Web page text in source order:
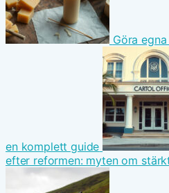
Göra
en komplett guide
efter reformen: myten om